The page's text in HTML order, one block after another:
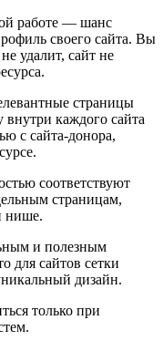
работе — шанс
своего сайта. Вы
удалит, сайт не
страницы
внутри каждого сайта
с сайта-донора,
соответствуют
страницам,
нише.
и полезным
для сайтов сетки
дизайн.
только при